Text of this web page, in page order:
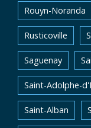
Rouyn-Noranda
Rusticoville
Saguenay
Saint-Adolphe-
Saint-Alban